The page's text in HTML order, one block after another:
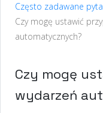
Często zadawane
Czy mogę ustawić
automatycznych?
Czy mogę
wydarzeń